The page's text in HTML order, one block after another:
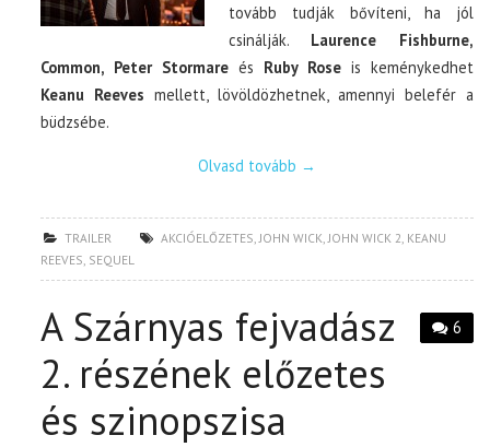
tovább tudják bővíteni, ha jól
csinálják. Laurence Fishburne,
Common, Peter Stormare és Ruby Roseis keménykedhet
Keanu Reeves mellett, lövöldözhetnek, amennyi belefér a
büdzsébe.
Olvasd tovább →
TRAILER AKCIÓELŐZETES JOHN WICK JOHN WICK 2 KEANU
REEVES SEQUEL
6
A Szárnyas fejvadász
2. részének előzetes
és szinopszisa